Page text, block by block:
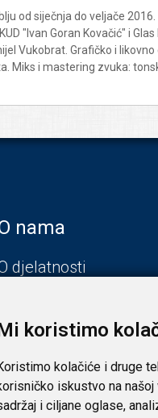
koristimo
kolačiće i druge
iskustvo na
i ciljane oglase,
od siječnja do veljače
"Ivan Goran Kovačić" i
Vukobrat. Grafičko i
i mastering zvuka:
nama
djelatnosti